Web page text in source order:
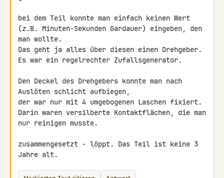
bei dem Teil konnte man einfach keinen Wert
(z.B. Minuten-Sekunden Gardauer) eingeben, den
man wollte.
Das geht ja alles über diesen einen Drehgeber.
Es war ein regelrechter Zufallsgenerator.
Den Deckel des Drehgebers konnte man nach
Auslöten schlicht aufbiegen,
der war nur mit 4 umgebogenen Laschen fixiert.
Darin waren versilberte Kontaktflächen, die man
nur reinigen musste.
zusammengesetzt - löppt. Das Teil ist keine 3
Jahre alt.